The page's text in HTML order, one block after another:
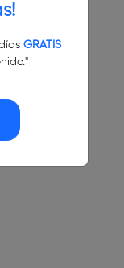
GRATIS